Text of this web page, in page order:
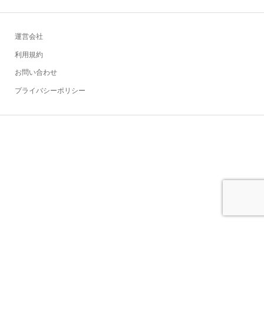
運営会社
利用規約
お問い合わせ
プライバシーポリシー